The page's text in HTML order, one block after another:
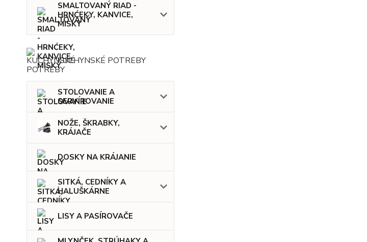
SMALTOVANÝ RIAD -
HRNĆEKY, KANVICE,
MISKY
KUCHYNSKÉ POTREBY
STOLOVANIE A
SERVÍROVANIE
NOŽE, ŠKRABKY,
KRÁJAČE
DOSKY NA KRÁJANIE
SITKÁ, CEDNÍKY A
HALUŠKÁRNE
LISY A PASÍROVAČE